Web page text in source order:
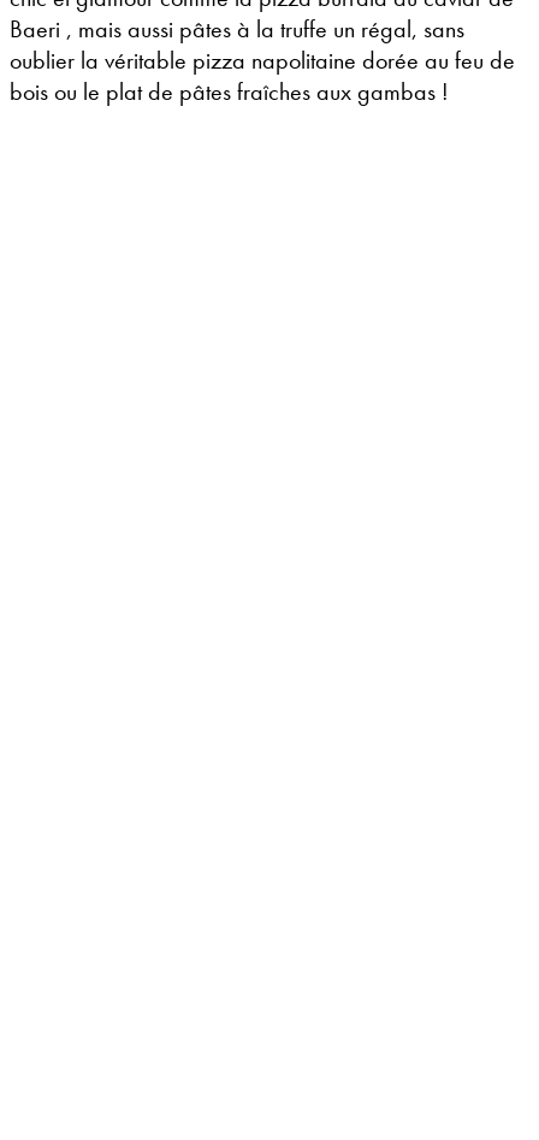
Baeri , mais aussi pâtes à la truffe un régal, sans
oublier la véritable pizza napolitaine dorée au feu de
bois ou le plat de pâtes fraîches aux gambas !